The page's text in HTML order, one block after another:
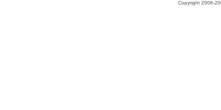
Copyright 2006-